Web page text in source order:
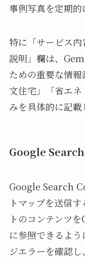
事例写真を定期的
特に「サービス
説明」欄は、
ための重要な情
文住宅」「省エ
みを具体的に記載
Google
Google Search
トマップを送信
トのコンテンツ
に参照できるよ
ジエラーを確認